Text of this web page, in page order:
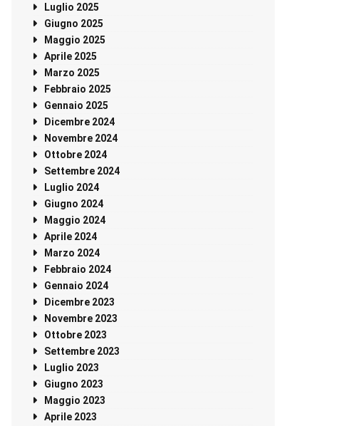
Luglio 2025
Giugno 2025
Maggio 2025
Aprile 2025
Marzo 2025
Febbraio 2025
Gennaio 2025
Dicembre 2024
Novembre 2024
Ottobre 2024
Settembre 2024
Luglio 2024
Giugno 2024
Maggio 2024
Aprile 2024
Marzo 2024
Febbraio 2024
Gennaio 2024
Dicembre 2023
Novembre 2023
Ottobre 2023
Settembre 2023
Luglio 2023
Giugno 2023
Maggio 2023
Aprile 2023